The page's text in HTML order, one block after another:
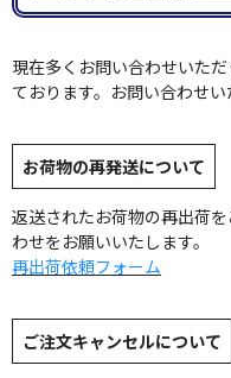
現在多くお問い合わせいた
ております。お問い合わせ
お荷物の再発送について
返送されたお荷物の再出荷
わせをお願いいたします。
再出荷依頼フォーム
ご注文キャンセルについて